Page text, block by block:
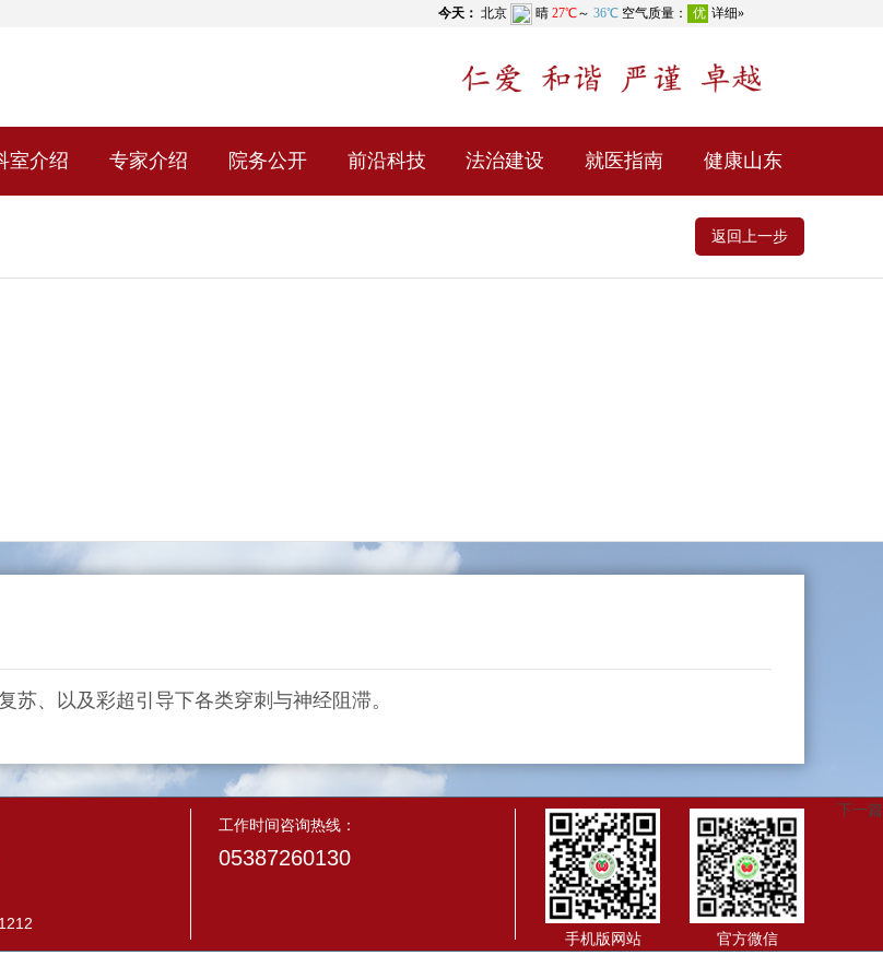
室介绍 专家介绍 院务公开 前沿科技 法治建设 就医指南 健康山东
返回上一步
、以及彩超引导下各类穿刺与神经阻滞。
下一篇
工作时间咨询热线：
05387260130
官方微信
手机版网站